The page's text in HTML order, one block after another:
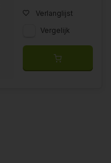
Verlanglijst
Vergelijk